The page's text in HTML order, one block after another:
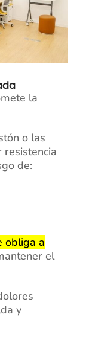
la
o las
de:
obliga a
el
y